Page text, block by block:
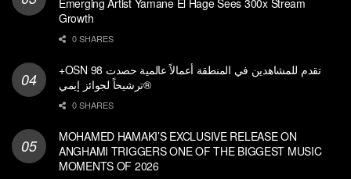
Growth
0 SHARES
+OSN تقدم للمشاهدين في المنطقة أعمالاً عالمية حصدت 98
ترشيحاً لجوائز إيمي®
0 SHARES
MOHAMED HAMAKI’S EXCLUSIVE RELEASE ON
ANGHAMI TRIGGERS ONE OF THE BIGGEST MUSIC
MOMENTS OF 2026